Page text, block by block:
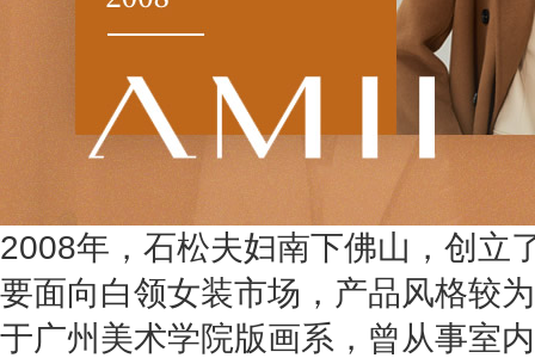
2008年，石松夫妇南下佛山，创立
要面向白领女装市场，产品风格较
于广州美术学院版画系，曾从事室